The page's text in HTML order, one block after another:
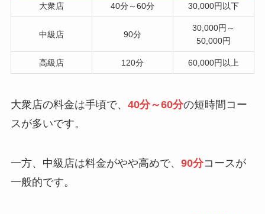
大衆店 40分～60分 30,000円以下
中級店 90分
30,000円～
50,000円
高級店 120分 60,000円以上
大衆店の料金は手頃で、 40分～60分の短時間コー
スが多いです。
一方、中級店は料金がやや高めで、 90分コースが
一般的です。